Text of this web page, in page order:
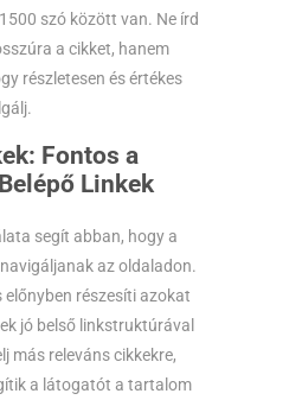
szó között van. Ne írd
a cikket, hanem
részletesen és értékes
Fontos a
Linkek
segít abban, hogy a
az oldaladon.
előnyben részesíti azokat
jó belső linkstruktúrával
más releváns cikkekre,
a látogatót a tartalom